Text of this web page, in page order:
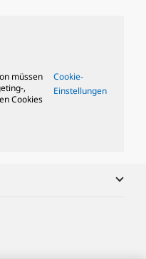
müssen
,
Cookies
Cookie-
Einstellungen